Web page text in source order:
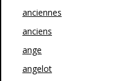
anciennes
anciens
ange
angelot